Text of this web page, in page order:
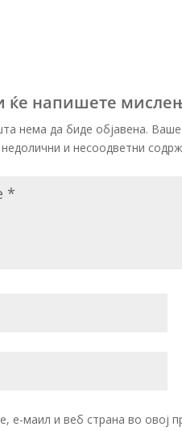
ќе напишете
нема да биде објавена.
и несоодветни
е-маил и веб страна во овој